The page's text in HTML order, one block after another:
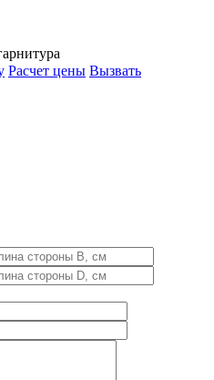
Расчет цены Вызвать